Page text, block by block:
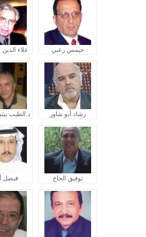
جيمس زغبي علاء
رشاد أبو شاور د.الطيب
توفيق الحاج فيصل